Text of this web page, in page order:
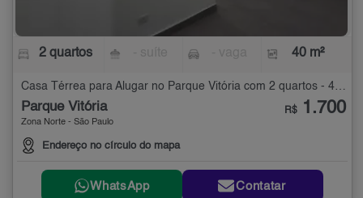
2 quartos 40 m²
Casa Térrea para Alugar no Parque Vitória com 2 quartos - 40 m²
Parque Vitória
Zona Norte - São Paulo
Endereço no círculo do mapa
R$ 1.700
WhatsApp Contatar